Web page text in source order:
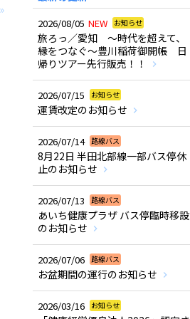
2026/08/05 NEW お知らせ
旅ろっ／愛知 ～時代を超えて、
縁をつなぐ～豊川稲荷御開帳 日
帰りツアー先行販売！！
2026/07/15 お知らせ
運賃改定のお知らせ
2026/07/14 路線バス
8月22日 半田北部線一部バス停休
止のお知らせ
2026/07/13 路線バス
あいち健康プラザ バス停臨時移設
のお知らせ
2026/07/06 路線バス
お盆期間の運行のお知らせ
2026/03/16 お知らせ